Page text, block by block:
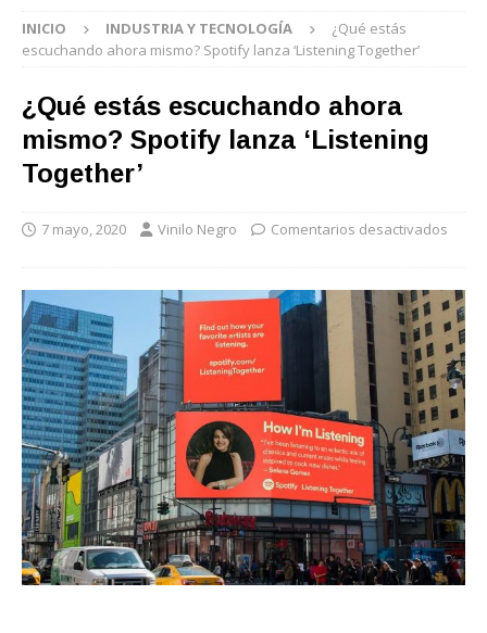
INICIO INDUSTRIA Y TECNOLOGÍA
¿Qué estás
escuchando ahora mismo? Spotify lanza ‘Listening Together’
¿Qué estás escuchando ahora
mismo? Spotify lanza ‘Listening
Together’
7 mayo, 2020 Vinilo Negro Comentarios desactivados